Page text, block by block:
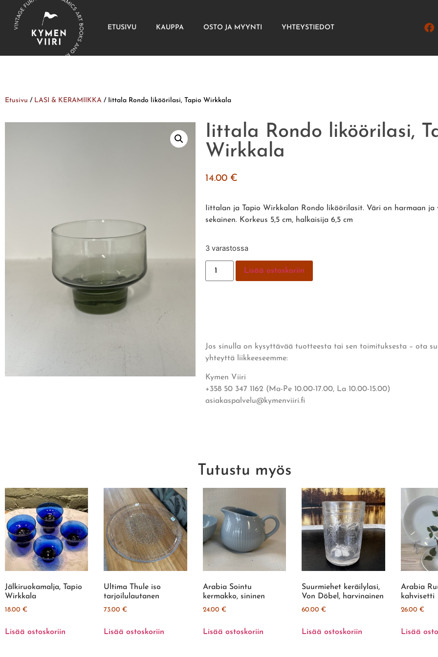
ETUSIVU KAUPPA OSTO JA MYYNTI YHTEYSTIEDOT
Etusivu / LASI & KERAMIIKKA / Iittala Rondo liköörilasi, Tapio Wirkkala
Iittala Rondo liköörilasi,
Wirkkala
14.00 €
Iittalan ja Tapio Wirkkalan Rondo liköörilasit. Väri on harmaan ja
sekainen. Korkeus 5,5 cm, halkaisija 6,5 cm
3 varastossa
Lisää ostoskoriin
Jos sinulla on kysyttävää tuotteesta tai sen toimituksesta – ota
yhteyttä liikkeeseemme:
Kymen Viiri
+358 50 347 1162 (Ma-Pe 10.00-17.00, La 10.00-15.00)
asiakaspalvelu@kymenviiri.fi
Tutustu myös
Jälkiruokamalja, Tapio
Wirkkala
18.00 €
Lisää ostoskoriin
Ultima Thule iso
tarjoilulautanen
73.00€
Lisää ostoskoriin
Arabia Sointu
kermakko, sininen
24.00 €
Lisää ostoskoriin
Suurmiehet keräilylasi,
Von Döbel, harvinainen
60.00€
Lisää ostoskoriin
Arabia
kahvisetti
26.00 €
Lisää